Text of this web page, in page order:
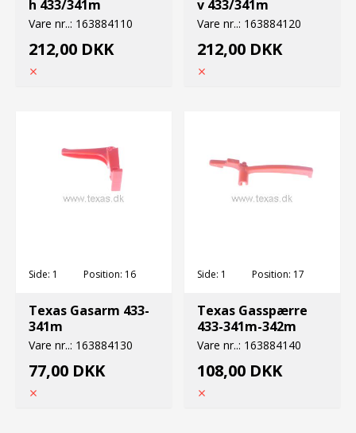
h 433/341m
Vare nr..: 163884110
212,00 DKK
v 433/341m
Vare nr..: 163884120
212,00 DKK
Side: 1 Position: 16
Texas Gasarm 433-
341m
Vare nr..: 163884130
77,00 DKK
Side: 1 Position: 17
Texas Gasspærre
433-341m-342m
Vare nr..: 163884140
108,00 DKK